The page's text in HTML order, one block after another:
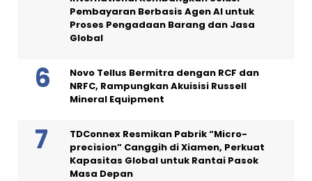
Pembayaran Berbasis Agen AI untuk
Proses Pengadaan Barang dan Jasa
Global
Novo Tellus Bermitra dengan RCF dan
NRFC, Rampungkan Akuisisi Russell
Mineral Equipment
TDConnex Resmikan Pabrik “Micro-
precision” Canggih di Xiamen, Perkuat
Kapasitas Global untuk Rantai Pasok
Masa Depan